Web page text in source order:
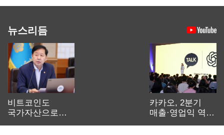
뉴스리듬
비트코인도
국가자산으로…'
카카오, 2분기
매출·영업익 역대